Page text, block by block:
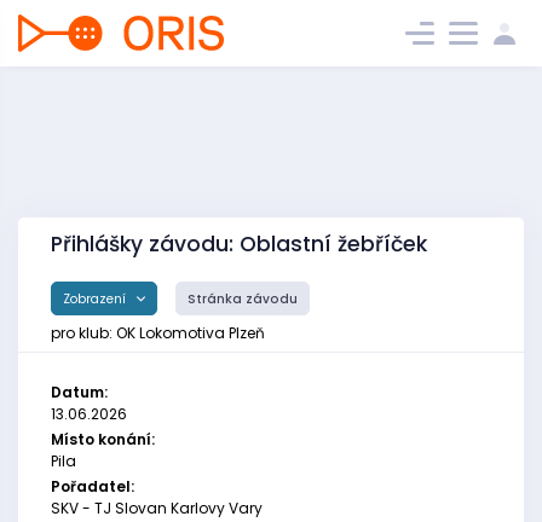
Přihlášky závodu: Oblastní žebříček
Zobrazení Stránka závodu
pro klub: OK Lokomotiva Plzeň
Datum:
13.06.2026
Místo konání:
Pila
Pořadatel:
SKV - TJ Slovan Karlovy Vary